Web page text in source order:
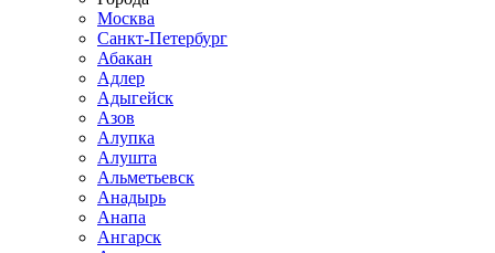
Москва
Санкт-Петербург
Абакан
Адлер
Адыгейск
Азов
Алупка
Алушта
Альметьевск
Анадырь
Анапа
Ангарск